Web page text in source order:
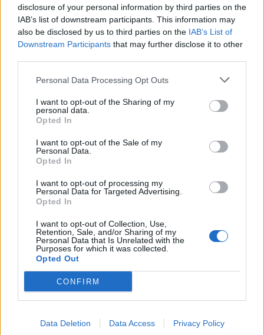
disclosure of your personal information by third parties on the
IAB’s list of downstream participants. This information may
also be disclosed by us to third parties on the IAB’s List of
Downstream Participants that may further disclose it to other
Personal Data Processing Opt Outs
I want to opt-out of the Sharing of my
personal data.
Opted In
I want to opt-out of the Sale of my
Personal Data.
Opted In
I want to opt-out of processing my
Personal Data for Targeted Advertising.
Opted In
I want to opt-out of Collection, Use,
Retention, Sale, and/or Sharing of my
Personal Data that Is Unrelated with the
Purposes for which it was collected.
Opted Out
CONFIRM
Data Deletion Data Access Privacy Policy
ΔΙΕΘΝΗ
Πού βρίσκεται η πιο ακριβή σουίτα
ξενοδοχείου στον κόσμο
Έχετε αναρωτηθεί ποτέ πώς θα ήταν το εσωτερικό ενός από τα
πιο ακριβά ρετιρέ ξενοδοχείων στο κόσμο στο οποίο, ρεαλιστικά
μιλώντας, γνωρίζετε ότι θα ήταν αρκετά δύσκολο να βρεθείτε; Στο
Ντουμπάι και συγκεκριμένα στο Atlantis The Royal, στην τεχνητή
νησίδα Palm Jumeirah, βρίσκεται μία από τις ακριβότερες και πιο
εντυπωσιακές ξενοδοχειακές σουίτες στον κόσμο.
NEWSROOM/05 Αυγ 2026